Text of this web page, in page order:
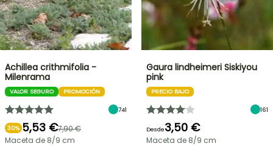
Achillea crithmifolia -
Milenrama
VALOR SEGURO PROMOCIÓN
741
30% 5,53 €7,90 €
Maceta de 8/9 cm
Gaura lindheimeri Siskiyou
pink
PRECIO BAJO
161
Desde3,50 €
Maceta de 8/9 cm